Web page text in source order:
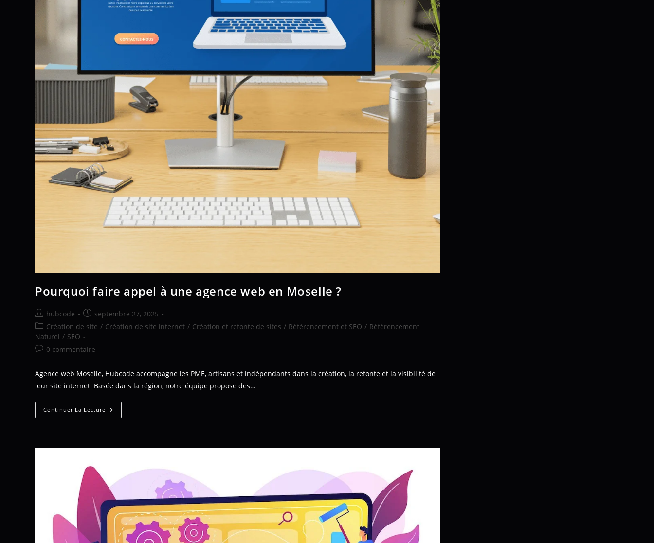
Pourquoi faire appel à une agence web en Moselle ?
hubcode
septembre 27, 2025
Création de site / Création de site internet / Création et refonte de sites / Référencement et SEO / Référencement
Naturel / SEO
0 commentaire
Agence web Moselle, Hubcode accompagne les PME, artisans et indépendants dans la création, la refonte et la visibilité de
leur site internet. Basée dans la région, notre équipe propose des…
Continuer La Lecture